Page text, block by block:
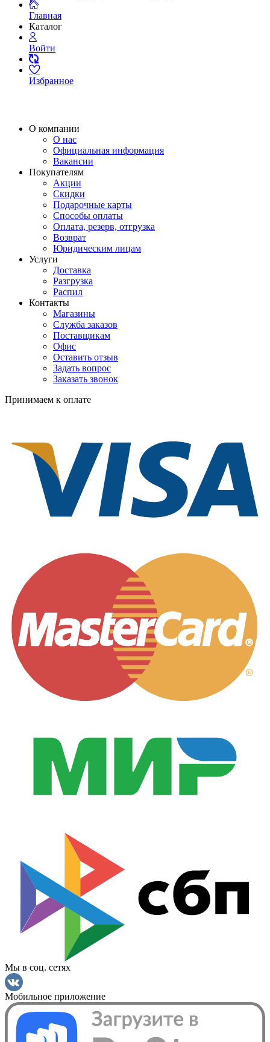
Главная
Каталог
Войти
Избранное
О компании
О нас
Официальная информация
Вакансии
Покупателям
Акции
Скидки
Подарочные карты
Способы оплаты
Оплата, резерв, отгрузка
Возврат
Юридическим лицам
Услуги
Доставка
Разгрузка
Распил
Контакты
Магазины
Служба заказов
Поставщикам
Офис
Оставить отзыв
Задать вопрос
Заказать звонок
Принимаем к оплате
Мы в соц. сетях
Мобильное приложение